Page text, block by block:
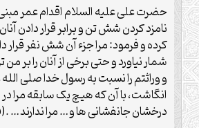
حضرت علی علیه السلام اقدام عمر
نامزد کردن شش تن و برابر قرار دادن
کرده و فرمود: مرا جزء آن شش نفر قرار
شمار نیاورد و حتی برخی از آنان را بر
و وراثتم را نسبت به رسول خدا صلی الله
انگاشت، با آن که هیچ یک سابقه مرا
درخشان جانفشانی ها و… مرا ندارند… .(15)